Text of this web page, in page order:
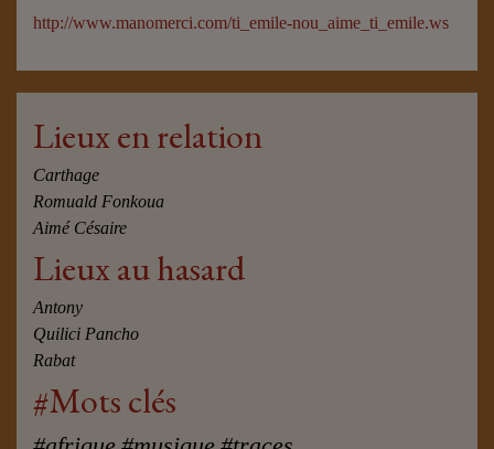
http://www.manomerci.com/ti_emile-nou_aime_ti_emile.ws
Lieux en relation
Carthage
Romuald Fonkoua
Aimé Césaire
Lieux au hasard
Antony
Quilici Pancho
Rabat
#Mots clés